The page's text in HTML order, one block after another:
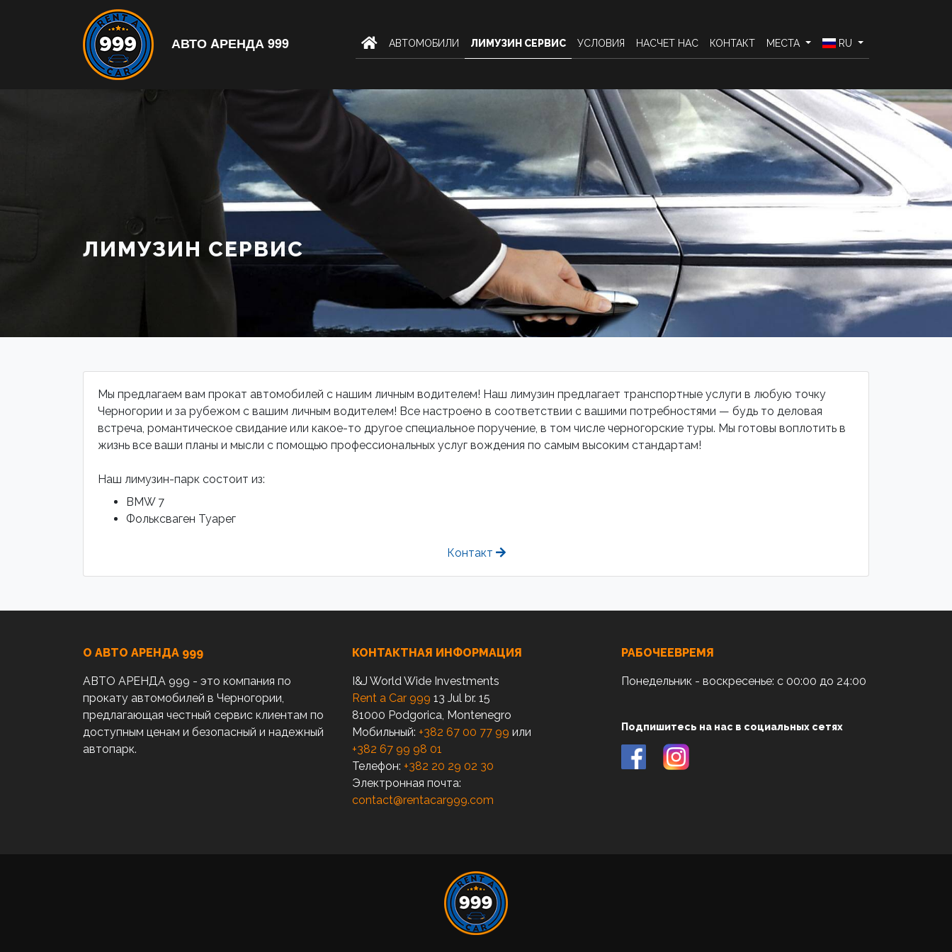
АВТО AРЕНДА 999 AВТОМОБИЛИ ЛИМУЗИН СЕРВИС УСЛОВИЯ НАСЧЕТ НАС КОНТАКТ МЕСТА RU
ЛИМУЗИН СЕРВИС
Мы предлагаем вам прокат автомобилей с нашим личным водителем! Наш лимузин предлагает транспортные услуги в любую точку
Черногории и за рубежом с вашим личным водителем! Все настроено в соответствии с вашими потребностями — будь то деловая
встреча, романтическое свидание или какое-то другое специальное поручение, в том числе черногорские туры. Мы готовы воплотить в
жизнь все ваши планы и мысли с помощью профессиональных услуг вождения по самым высоким стандартам!
Наш лимузин-парк состоит из:
BMW 7
Фольксваген Туарег
Контакт
О АВТО AРЕНДА 999
АВТО АРЕНДА 999 - это компания по
прокату автомобилей в Черногории,
предлагающая честный сервис клиентам по
доступным ценам и безопасный и надежный
автопарк.
КОНТАКТНАЯ ИНФОРМАЦИЯ
I&J World Wide Investments
Rent a Car 999 13 Jul br. 15
81000 Podgorica, Montenegro
Мобильный: +382 67 00 77 99 или
+382 67 99 98 01
Телефон: +382 20 29 02 30
Электронная почта:
contact@rentacar999.com
РАБОЧЕЕВРЕМЯ
Понедельник - воскресенье: с 00:00 до 24:00
Подпишитесь на нас в социальных сетях